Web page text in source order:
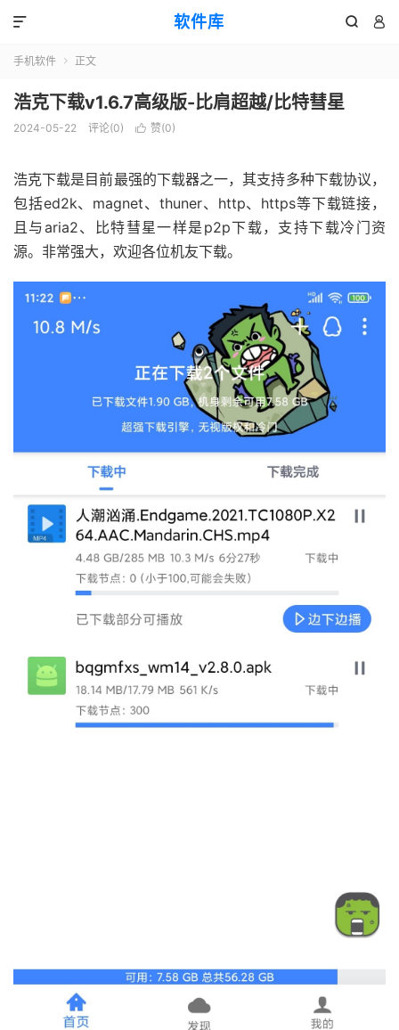
软件库  

手机软件  正文
浩克下载v1.6.7高级版-比肩超越/比特彗星
2024-05-22 评论(0)  赞(0)
浩克下载是目前最强的下载器之一，其支持多种下载协议，
包括ed2k、magnet、thuner、http、https等下载链接，
且与aria2、比特彗星一样是p2p下载，支持下载冷门资
源。非常强大，欢迎各位机友下载。